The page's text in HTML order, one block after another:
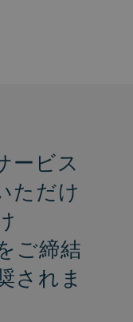
ービス
ただけ
ご締結
されま